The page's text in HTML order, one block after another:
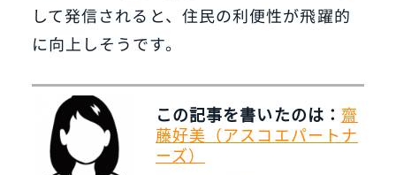
して発信されると、住民の利便性が飛躍的
に向上しそうです。
この記事を書いたのは： 齋
藤好美（アスコエパートナ
ーズ）